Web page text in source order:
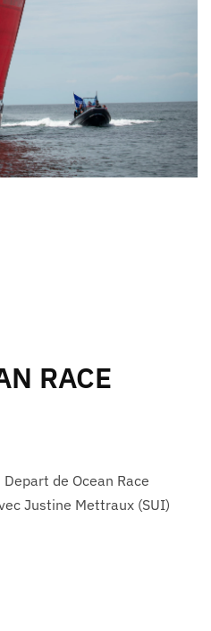
RACE
de Ocean Race
Justine Mettraux (SUI)